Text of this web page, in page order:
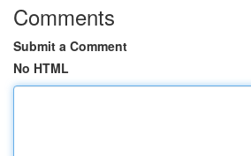
Comments
Submit a Comment
No HTML